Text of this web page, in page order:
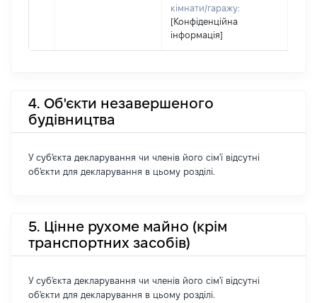
кімнати/гаражу:
[Конфіденційна
інформація]
4. Об'єкти незавершеного
будівництва
У суб'єкта декларування чи членів його сім'ї відсутні
об'єкти для декларування в цьому розділі.
5. Цінне рухоме майно (крім
транспортних засобів)
У суб'єкта декларування чи членів його сім'ї відсутні
об'єкти для декларування в цьому розділі.